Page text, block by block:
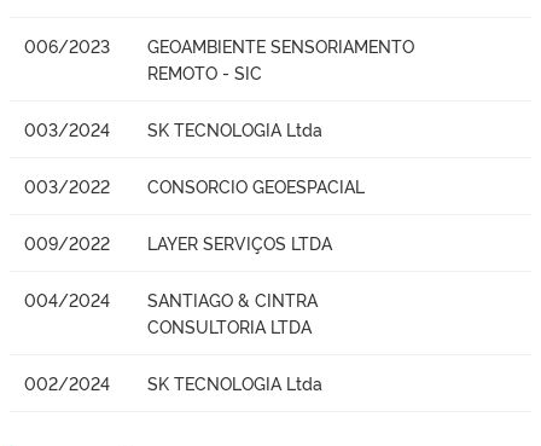
006/2023
GEOAMBIENTE SENSORIAMENTO
REMOTO - SIC
003/2024 SK TECNOLOGIA Ltda
003/2022 CONSORCIO GEOESPACIAL
009/2022 LAYER SERVIÇOS LTDA
004/2024
SANTIAGO & CINTRA
CONSULTORIA LTDA
002/2024 SK TECNOLOGIA Ltda